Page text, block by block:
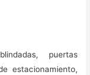
puertas
estacionamiento,